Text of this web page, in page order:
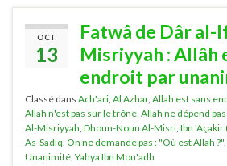
OCT
13
Fatwâ de Dâr al-
Misriyyah : Allâh
endroit par
Classé dans Ach'ari Al Azhar, Allah est sans
Allah n'est pas sur le trône Allah ne dépend
Al-Misriyyah Dhoun-Noun Al-Misri Ibn 'Açakir
As-Sadiq On ne demande pas : "Où est Allah ?"
Unanimité Yahya Ibn Mou'adh